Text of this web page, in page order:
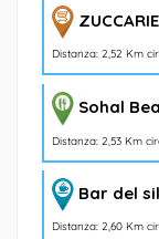
Distanza: 2,52 Km
Sohal
Distanza: 2,53 Km
Bar del
Distanza: 2,60 Km